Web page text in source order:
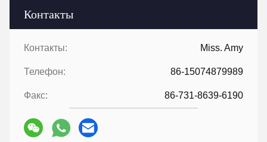
Контакты
Контакты: Miss. Amy
Телефон: 86-15074879989
Факс: 86-731-8639-6190